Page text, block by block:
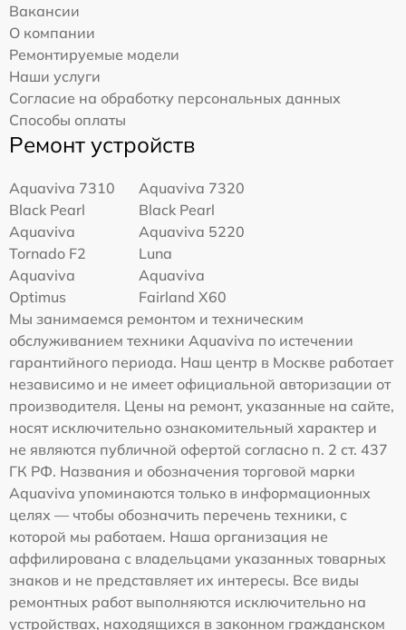
Вакансии
О компании
Ремонтируемые модели
Наши услуги
Согласие на обработку персональных данных
Способы оплаты
Ремонт устройств
Aquaviva 7310
Black Pearl
Aquaviva 7320
Black Pearl
Aquaviva
Tornado F2
Aquaviva 5220
Luna
Aquaviva
Optimus
Aquaviva
Fairland X60
Мы занимаемся ремонтом и техническим
обслуживанием техники Aquaviva по истечении
гарантийного периода. Наш центр в Москве работает
независимо и не имеет официальной авторизации от
производителя. Цены на ремонт, указанные на сайте,
носят исключительно ознакомительный характер и
не являются публичной офертой согласно п. 2 ст. 437
ГК РФ. Названия и обозначения торговой марки
Aquaviva упоминаются только в информационных
целях — чтобы обозначить перечень техники, с
которой мы работаем. Наша организация не
аффилирована с владельцами указанных товарных
знаков и не представляет их интересы. Все виды
ремонтных работ выполняются исключительно на
устройствах, находящихся в законном гражданском